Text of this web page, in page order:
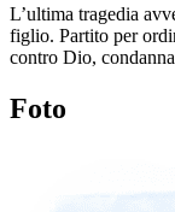
L’ultima tragedia
figlio. Partito per
contro Dio,
Foto